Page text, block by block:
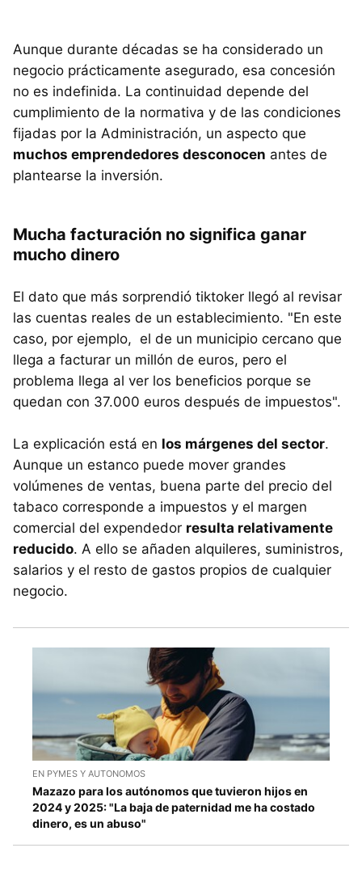
Aunque durante décadas se ha considerado un
negocio prácticamente asegurado, esa concesión
no es indefinida. La continuidad depende del
cumplimiento de la normativa y de las condiciones
fijadas por la Administración, un aspecto que
muchos emprendedores desconocen antes de
plantearse la inversión.
Mucha facturación no significa ganar
mucho dinero
El dato que más sorprendió tiktoker llegó al revisar
las cuentas reales de un establecimiento. "En este
caso, por ejemplo, el de un municipio cercano que
llega a facturar un millón de euros, pero el
problema llega al ver los beneficios porque se
quedan con 37.000 euros después de impuestos".
La explicación está en los márgenes del sector.
Aunque un estanco puede mover grandes
volúmenes de ventas, buena parte del precio del
tabaco corresponde a impuestos y el margen
comercial del expendedor resulta relativamente
reducido. A ello se añaden alquileres, suministros,
salarios y el resto de gastos propios de cualquier
negocio.
EN PYMES Y AUTONOMOS
Mazazo para los autónomos que tuvieron hijos en
2024 y 2025: "La baja de paternidad me ha costado
dinero, es un abuso"